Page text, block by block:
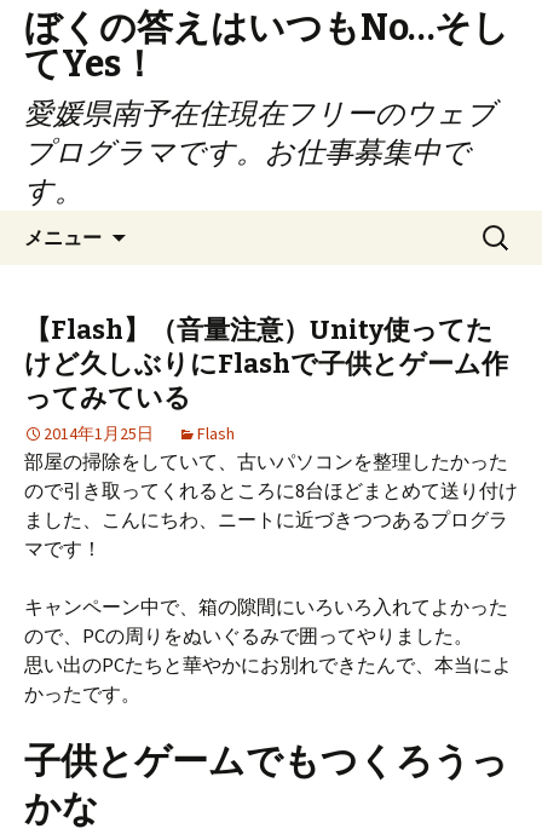
ぼくの答えはいつもNo…そし
てYes！
愛媛県南予在住現在フリーのウェブ
プログラマです。お仕事募集中で
す。
メニュー
ン
ツ
へ
ス
キ
ッ
プ
検
索:
【Flash】（音量注意）Unity使ってた
けど久しぶりにFlashで子供とゲーム作
ってみている
2014年1月25日 Flash
部屋の掃除をしていて、古いパソコンを整理したかった
ので引き取ってくれるところに8台ほどまとめて送り付け
ました、こんにちわ、ニートに近づきつつあるプログラ
マです！
キャンペーン中で、箱の隙間にいろいろ入れてよかった
ので、PCの周りをぬいぐるみで囲ってやりました。
思い出のPCたちと華やかにお別れできたんで、本当によ
かったです。
子供とゲームでもつくろうっ
かな